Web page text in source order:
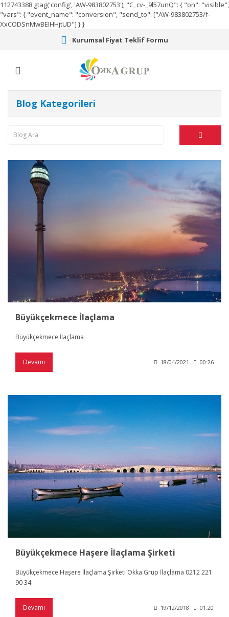
112743388 gtag('config', 'AW-983802753'); "C_cv-_9l57unQ": { "on": "visible",
"vars": { "event_name": "conversion", "send_to": ["AW-983802753/f-
XxCODSnMwBEIHHjtUD"] } }
Kurumsal Fiyat Teklif Formu
Blog Kategorileri
Büyükçekmece İlaçlama
Büyükçekmece İlaçlama
Devamı 18/04/2021 00:26
Büyükçekmece Haşere İlaçlama Şirketi
Büyükçekmece Haşere İlaçlama Şirketi Okka Grup İlaçlama 0212 221
90 34
Devamı 19/12/2018 01:20